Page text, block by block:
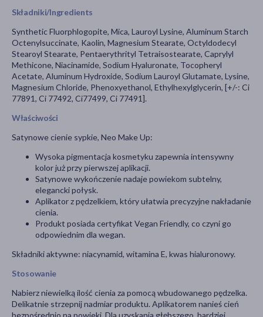
Składniki/Ingredients
Synthetic Fluorphlogopite, Mica, Lauroyl Lysine, Aluminum Starch
Octenylsuccinate, Kaolin, Magnesium Stearate, Octyldodecyl
Stearoyl Stearate, Pentaerythrityl Tetraisostearate, Caprylyl
Methicone, Niacinamide, Sodium Hyaluronate, Tocopheryl
Acetate, Aluminum Hydroxide, Sodium Lauroyl Glutamate, Lysine,
Magnesium Chloride, Phenoxyethanol, Ethylhexylglycerin, [+/-: Ci
77891, Ci 77492, Ci77499, Ci 77491].
Właściwości
Satynowe cienie sypkie, Neo Make Up:
Wysoka pigmentacja kosmetyku zapewnia intensywny
kolor już przy pierwszej aplikacji.
Satynowe wykończenie nadaje powiekom subtelny,
elegancki połysk.
Aplikator z pędzelkiem, który ułatwia precyzyjne nakładanie
cienia.
Produkt posiada certyfikat Vegan Friendly, co czyni go
odpowiednim dla wegan.
Składniki aktywne: niacynamid, witamina E, kwas hialuronowy.
Stosowanie
Nabierz niewielką ilość cienia za pomocą wbudowanego pędzelka.
Delikatnie strzepnij nadmiar produktu. Aplikatorem nanieś cień